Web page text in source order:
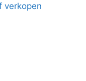
verkopen